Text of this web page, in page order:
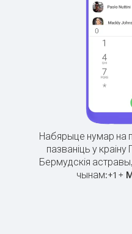
Набярыце нумар на
пазваніць у
Бермудскія
чынам:+1 +